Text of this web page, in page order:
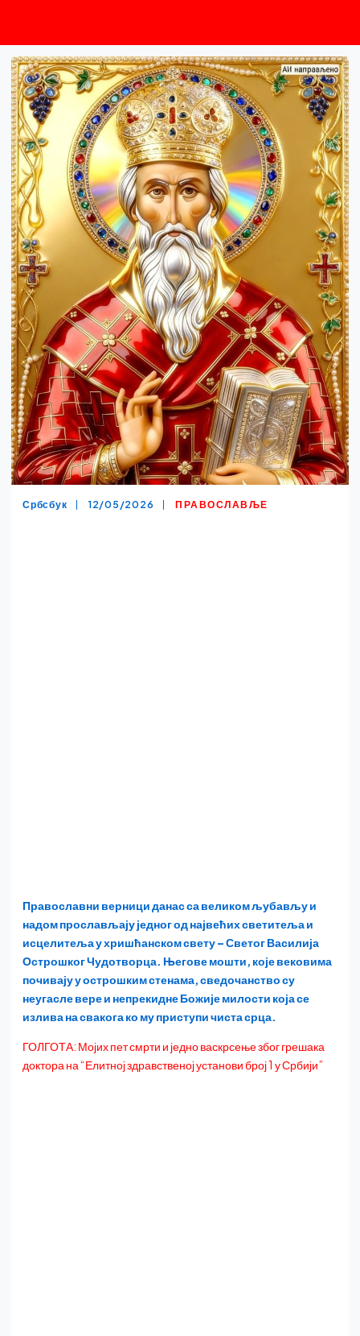
Србсбук 12/05/2026 ПРАВОСЛАВЉЕ
Православни верници данас са великом љубављу и
надом прослављају једног од највећих светитеља и
исцелитеља у хришћанском свету – Светог Василија
Острошког Чудотворца. Његове мошти, које вековима
почивају у острошким стенама, сведочанство су
неугасле вере и непрекидне Божије милости која се
излива на свакога ко му приступи чиста срца.
ГОЛГОТА: Мојих пет смрти и једно васкрсење због грешака
доктора на “Елитној здравственој установи број 1 у Србији”